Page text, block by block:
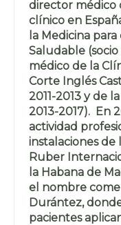
director médico
clínico en
la Medicina
Saludable
médico de la
Corte Inglés
2011-2013 y de
2013-2017). En
actividad
instalaciones de
Ruber
la Habana de
el nombre
Durántez,
pacientes